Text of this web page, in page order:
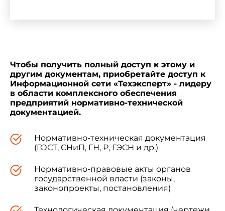
Чтобы получить полный доступ к этому и
другим документам, приобретайте доступ к
Информационной сети «Техэксперт» - лидеру
в области комплексного обеспечения
предприятий нормативно-технической
документацией.
Нормативно-техническая документация
(ГОСТ, СНиП, ГН, Р, ГЭСН и др.)
Нормативно-правовые акты органов
государственной власти (законы,
законопроекты, постановления)